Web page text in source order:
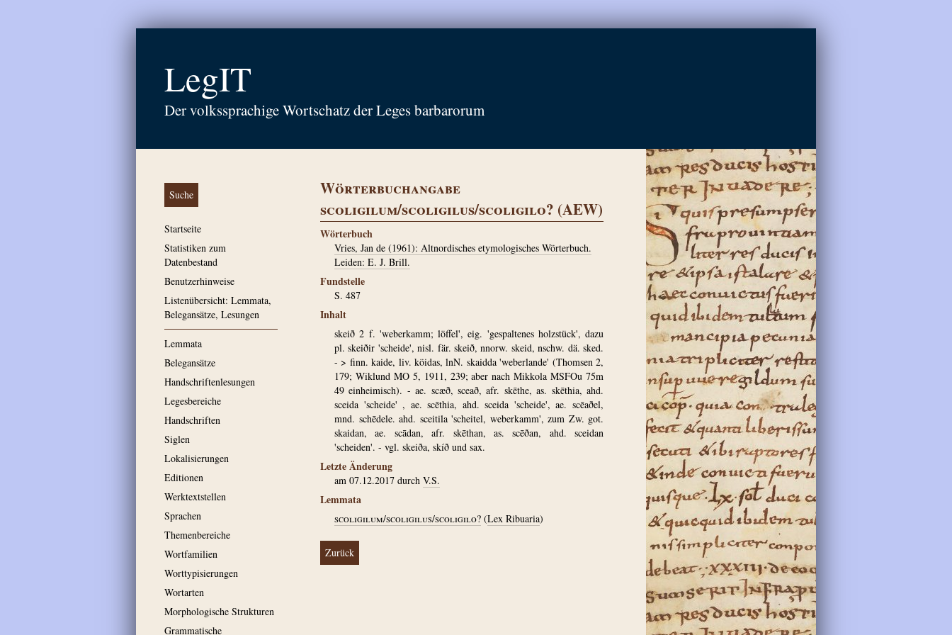
LegIT
Der volkssprachige Wortschatz der Leges barbarorum
Suche
Startseite
Statistiken zum
Datenbestand
Benutzerhinweise
Listenübersicht: Lemmata,
Belegansätze, Lesungen
Lemmata
Belegansätze
Handschriftenlesungen
Legesbereiche
Handschriften
Siglen
Lokalisierungen
Editionen
Werktextstellen
Sprachen
Themenbereiche
Wortfamilien
Worttypisierungen
Wortarten
Morphologische Strukturen
Grammatische
Wörterbuchangabe
scoligilum/scoligilus/scoligilo? (AEW)
Wörterbuch
Vries, Jan de (1961): Altnordisches etymologisches Wörterbuch.
Leiden: E. J. Brill.
Fundstelle
S. 487
Inhalt
skeið 2 f. 'weberkamm; löffel', eig. 'gespaltenes holzstück', dazu
pl. skeiðir 'scheide', nisl. fär. skeið, nnorw. skeid, nschw. dä. sked.
- > finn. kaide, liv. köidas, lnN. skaidda 'weberlande' (Thomsen 2,
179; Wiklund MO 5, 1911, 239; aber nach Mikkola MSFOu 75m
49 einheimisch). - ae. scæð, sceað, afr. skēthe, as. skēthia, ahd.
sceida 'scheide' , ae. scēthia, ahd. sceida 'scheide', ae. scēaðel,
mnd. schēdele. ahd. sceitila 'scheitel, weberkamm', zum Zw. got.
skaidan, ae. scādan, afr. skēthan, as. scēðan, ahd. sceidan
'scheiden'. - vgl. skeiða, skíð und sax.
Letzte Änderung
am 07.12.2017 durch V.S.
Lemmata
scoligilum/scoligilus/scoligilo? (Lex Ribuaria)
Zurück